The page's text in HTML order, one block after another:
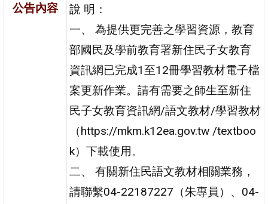
公告內容
說 明：
一、 為提供更完善之學習資源，教育
部國民及學前教育署新住民子女教育
資訊網已完成1至12冊學習教材電子檔
案更新作業。請有需要之師生至新住
民子女教育資訊網/語文教材/學習教材
（https://mkm.k12ea.gov.tw /textboo
k）下載使用。
二、 有關新住民語文教材相關業務，
請聯繫04-22187227（朱專員）、04-